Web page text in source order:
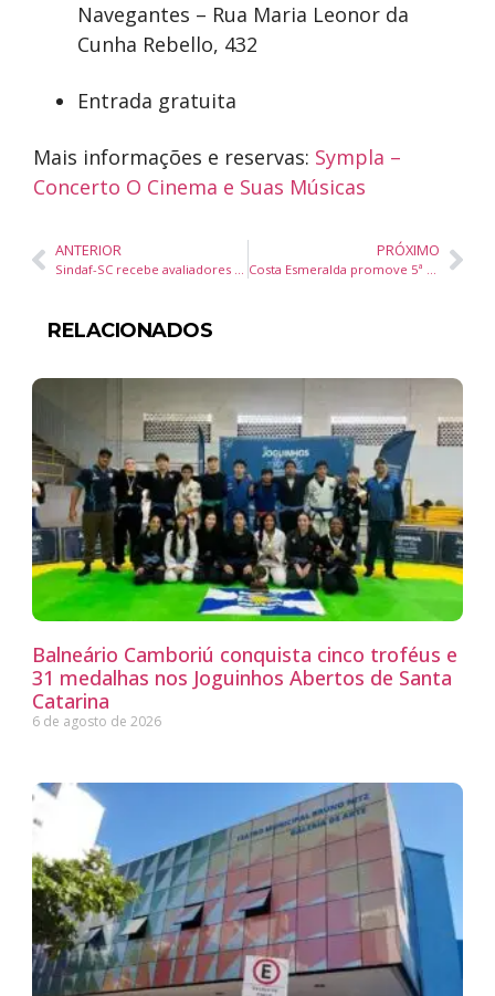
Navegantes – Rua Maria Leonor da
Cunha Rebello, 432
Entrada gratuita
Mais informações e reservas: Sympla –
Concerto O Cinema e Suas Músicas
ANTERIOR
Sindaf-SC recebe avaliadores do Prêmio Nacional de Educação Fiscal 2025 em Florianópolis
PRÓXIMO
Costa Esmeralda promove 5ª Temporada Gastronômica em outubro
RELACIONADOS
Balneário Camboriú conquista cinco troféus e
31 medalhas nos Joguinhos Abertos de Santa
Catarina
6 de agosto de 2026